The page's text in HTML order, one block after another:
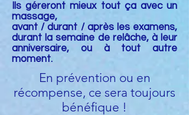
Ils géreront mieux tout ça avec un
massage,
avant / durant / après les examens,
durant la semaine de relâche, à leur
anniversaire, ou à tout autre
moment.
En prévention ou en
récompense, ce sera toujours
bénéfique !